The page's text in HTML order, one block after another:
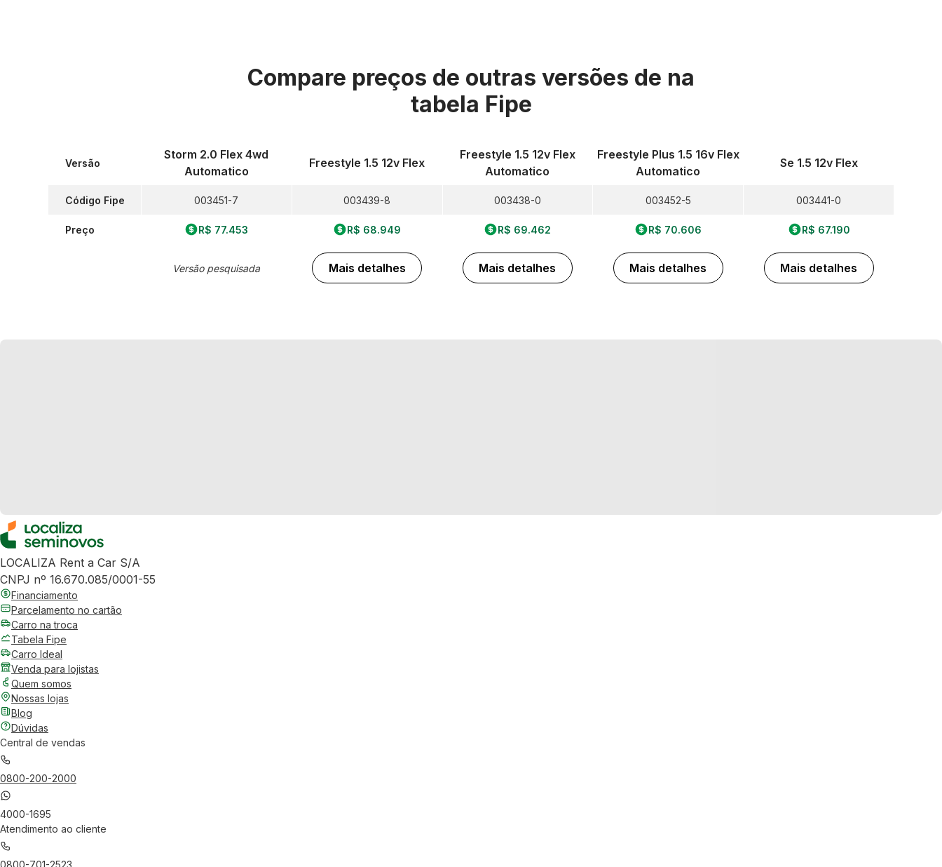
Compare preços de outras versões de na
tabela Fipe
Versão
Código Fipe
Preço
Storm 2.0 Flex 4wd
Automatico
003451-7
R$ 77.453
Versão pesquisada
Freestyle 1.5 12v Flex
003439-8
R$ 68.949
Mais detalhes
Freestyle 1.5 12v Flex
Automatico
003438-0
R$ 69.462
Mais detalhes
Freestyle Plus 1.5 16v Flex
Automatico
003452-5
R$ 70.606
Mais detalhes
Se 1.5 12v Flex
003441-0
R$ 67.190
Mais detalhes
LOCALIZA Rent a Car S/A
CNPJ nº 16.670.085/0001-55
Financiamento
Parcelamento no cartão
Carro na troca
Tabela Fipe
Carro Ideal
Venda para lojistas
Quem somos
Nossas lojas
Blog
Dúvidas
Central de vendas
0800-200-2000
4000-1695
Atendimento ao cliente
0800-701-2523